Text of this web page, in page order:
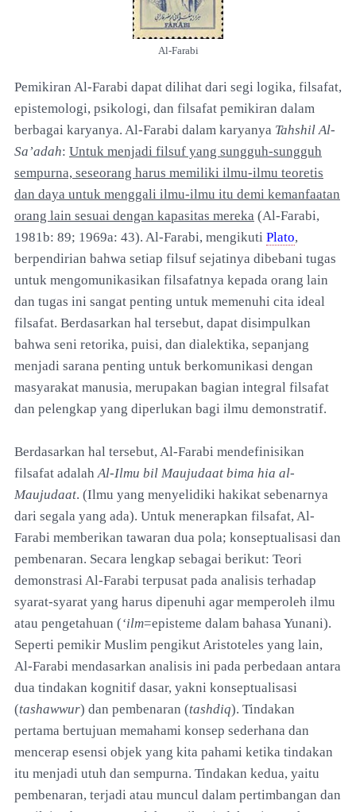
Al-Farabi
Pemikiran Al-Farabi dapat dilihat dari segi logika, filsafat,
epistemologi, psikologi, dan filsafat pemikiran dalam
berbagai karyanya. Al-Farabi dalam karyanya Tahshil Al-
Sa’adah: Untuk menjadi filsuf yang sungguh-sungguh
sempurna, seseorang harus memiliki ilmu-ilmu teoretis
dan daya untuk menggali ilmu-ilmu itu demi kemanfaatan
orang lain sesuai dengan kapasitas mereka (Al-Farabi,
1981b: 89; 1969a: 43). Al-Farabi, mengikuti Plato,
berpendirian bahwa setiap filsuf sejatinya dibebani tugas
untuk mengomunikasikan filsafatnya kepada orang lain
dan tugas ini sangat penting untuk memenuhi cita ideal
filsafat. Berdasarkan hal tersebut, dapat disimpulkan
bahwa seni retorika, puisi, dan dialektika, sepanjang
menjadi sarana penting untuk berkomunikasi dengan
masyarakat manusia, merupakan bagian integral filsafat
dan pelengkap yang diperlukan bagi ilmu demonstratif.
Berdasarkan hal tersebut, Al-Farabi mendefinisikan
filsafat adalahAl-Ilmu bil Maujudaat bima hia al-
Maujudaat. (Ilmu yang menyelidiki hakikat sebenarnya
dari segala yang ada). Untuk menerapkan filsafat, Al-
Farabi memberikan tawaran dua pola; konseptualisasi dan
pembenaran. Secara lengkap sebagai berikut: Teori
demonstrasi Al-Farabi terpusat pada analisis terhadap
syarat-syarat yang harus dipenuhi agar memperoleh ilmu
atau pengetahuan (‘ilm=episteme dalam bahasa Yunani).
Seperti pemikir Muslim pengikut Aristoteles yang lain,
Al-Farabi mendasarkan analisis ini pada perbedaan antara
dua tindakan kognitif dasar, yakni konseptualisasi
(tashawwur) dan pembenaran (tashdiq). Tindakan
pertama bertujuan memahami konsep sederhana dan
mencerap esensi objek yang kita pahami ketika tindakan
itu menjadi utuh dan sempurna. Tindakan kedua, yaitu
pembenaran, terjadi atau muncul dalam pertimbangan dan